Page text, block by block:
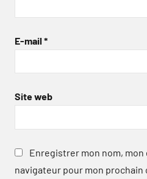
E-mail *
Site web
Enregistrer mon nom,
navigateur pour mon prochain